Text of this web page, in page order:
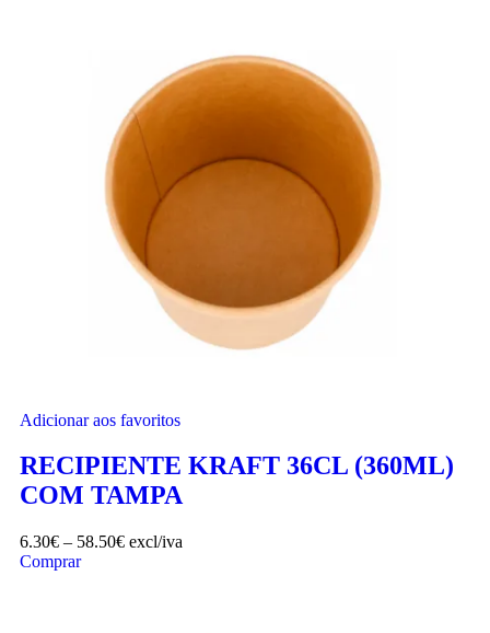
Adicionar aos favoritos
RECIPIENTE KRAFT 36CL (360ML)
COM TAMPA
6.30€ – 58.50€ excl/iva
Comprar